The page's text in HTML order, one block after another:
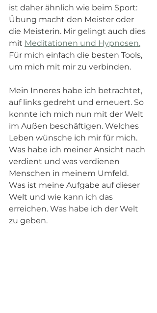
ist daher ähnlich wie beim Sport:
Übung macht den Meister oder
die Meisterin. Mir gelingt auch dies
mit Meditationen und Hypnosen.
Für mich einfach die besten Tools,
um mich mit mir zu verbinden.
Mein Inneres habe ich betrachtet,
auf links gedreht und erneuert. So
konnte ich mich nun mit der Welt
im Außen beschäftigen. Welches
Leben wünsche ich mir für mich.
Was habe ich meiner Ansicht nach
verdient und was verdienen
Menschen in meinem Umfeld.
Was ist meine Aufgabe auf dieser
Welt und wie kann ich das
erreichen. Was habe ich der Welt
zu geben.